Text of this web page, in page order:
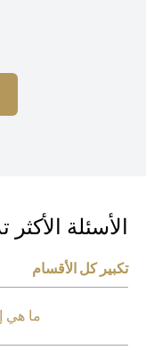
الأكثر
كل الأقسام
ما هي